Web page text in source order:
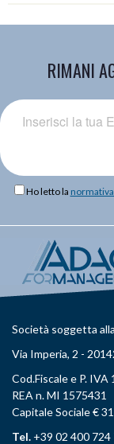
RIMANI
Ho letto la
Società soggetta
Via Imperia, 2 -
Cod.Fiscale e P. IVA
REA n. MI 1575431
Capitale Sociale €
Tel. +39 02 400 724